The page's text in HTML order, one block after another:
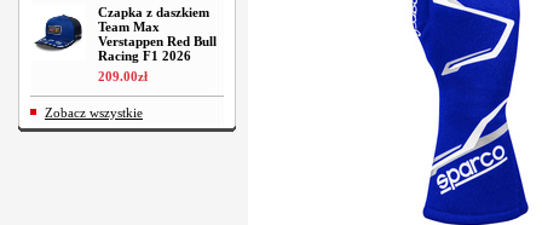
Czapka z daszkiem
Team Max
Verstappen Red Bull
Racing F1 2026
209.00zł
Zobacz wszystkie